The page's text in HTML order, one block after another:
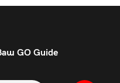
GO Guide